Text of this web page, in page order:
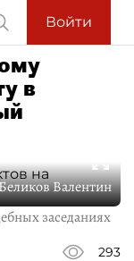
Войти
в
Валентин
заседаниях
293